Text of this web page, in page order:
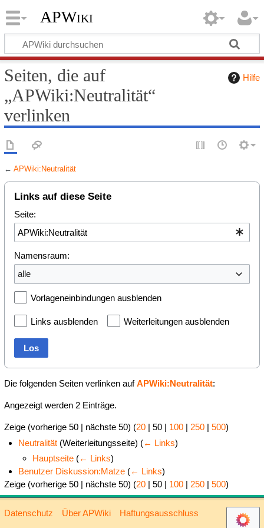
APWiki
Hilfe
Seiten, die auf
„APWiki:Neutralität“
verlinken
← APWiki:Neutralität
Links auf diese Seite
Seite:
Namensraum:
alle
Vorlageneinbindungen ausblenden
Links ausblenden Weiterleitungen ausblenden
Los
Die folgenden Seiten verlinken aufAPWiki:Neutralität:
Angezeigt werden 2 Einträge.
Zeige (vorherige 50| nächste 50) (20| 50| 100| 250| 500)
Neutralität (Weiterleitungsseite) (← Links)
Hauptseite (← Links)
Benutzer Diskussion:Matze (← Links)
Zeige (vorherige 50| nächste 50) (20| 50| 100| 250| 500)
Datenschutz Über APWiki Haftungsausschluss